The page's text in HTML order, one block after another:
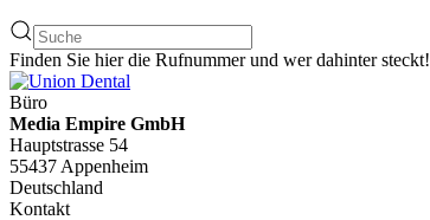
Finden Sie hier die Rufnummer und wer dahinter steckt!
Büro
Media Empire GmbH
Hauptstrasse 54
55437 Appenheim
Deutschland
Kontakt